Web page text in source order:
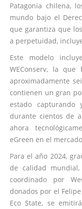
Patagonia chilena,
mundo bajo el
que garantiza que
a perpetuidad,
Este modelo
WEConserv, la
aproximadamente
contienen un gran
estado capturando
durante cientos de
ahora
eGreen en el
Para el año 2024,
de calidad
coordinado por
donados por el
Eco State, se